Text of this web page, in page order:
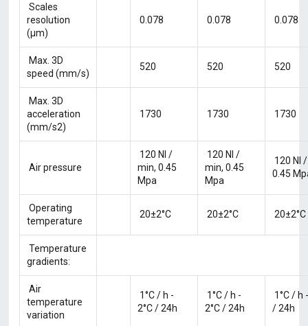
Scales
resolution
(μm)
0.078 0.078 0.078
Max. 3D
speed (mm/s)
520 520 520
Max. 3D
acceleration
(mm/s2)
1730 1730 1730
Air pressure
120 Nl /
min, 0.45
Mpa
120 Nl /
min, 0.45
Mpa
120 Nl
0.45
Operating
temperature
20±2°C 20±2°C 20±2°C
Temperature
gradients:
Air
temperature
variation
1°C / h -
2°C / 24h
1°C / h -
2°C / 24h
1°C / h
/ 24h